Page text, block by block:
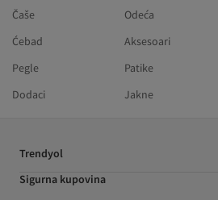
Čaše
Odeća
Ćebad
Aksesoari
Pegle
Patike
Dodaci
Jakne
Trendyol
Sigurna kupovina